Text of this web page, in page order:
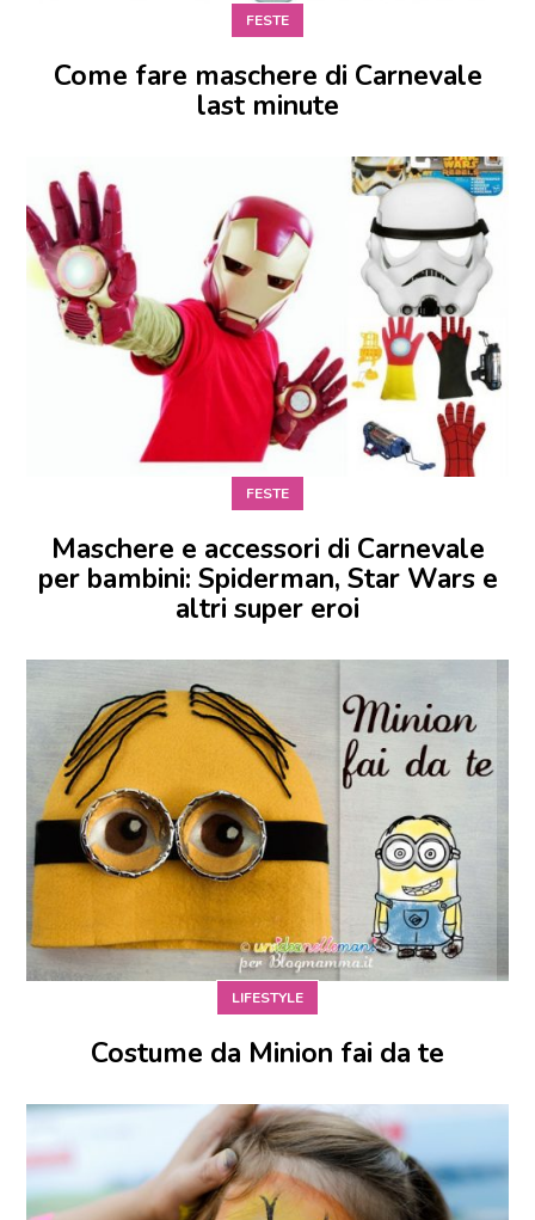
FESTE
Come fare maschere di Carnevale
last minute
FESTE
Maschere e accessori di Carnevale
per bambini: Spiderman, Star Wars e
altri super eroi
LIFESTYLE
Costume da Minion fai da te